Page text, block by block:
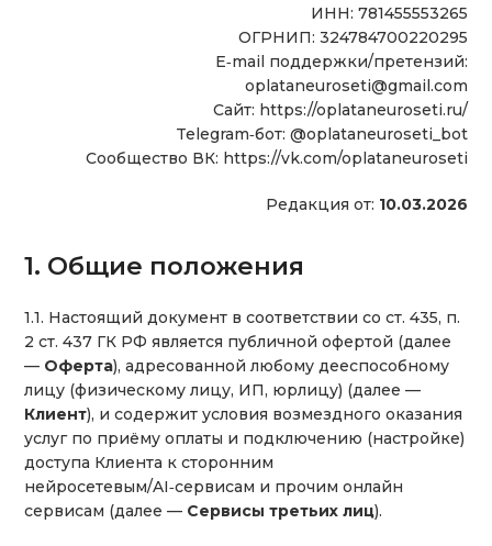
ИНН: 781455553265
ОГРНИП: 324784700220295
E‑mail поддержки/претензий:
oplataneuroseti@gmail.com
Сайт: https://oplataneuroseti.ru/
Telegram‑бот: @oplataneuroseti_bot
Сообщество ВК: https://vk.com/oplataneuroseti
Редакция от: 10.03.2026
1. Общие положения
1.1. Настоящий документ в соответствии со ст. 435, п.
2 ст. 437 ГК РФ является публичной офертой (далее
— Оферта), адресованной любому дееспособному
лицу (физическому лицу, ИП, юрлицу) (далее —
Клиент), и содержит условия возмездного оказания
услуг по приёму оплаты и подключению (настройке)
доступа Клиента к сторонним
нейросетевым/AI‑сервисам и прочим онлайн
сервисам (далее — Сервисы третьих лиц).